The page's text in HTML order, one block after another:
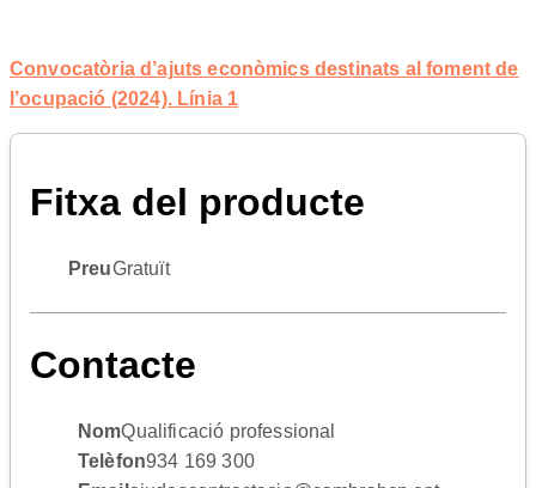
Convocatòria d’ajuts econòmics destinats al foment de
l’ocupació (2024). Línia 1
Fitxa del producte
PreuGratuït
Contacte
NomQualificació professional
Telèfon934 169 300